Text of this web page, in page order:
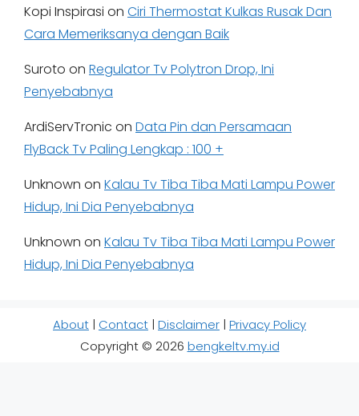
Kopi Inspirasi on Ciri Thermostat Kulkas Rusak Dan
Cara Memeriksanya dengan Baik
Suroto on Regulator Tv Polytron Drop, Ini
Penyebabnya
ArdiServTronic on Data Pin dan Persamaan
FlyBack Tv Paling Lengkap : 100 +
Unknown on Kalau Tv Tiba Tiba Mati Lampu Power
Hidup, Ini Dia Penyebabnya
Unknown on Kalau Tv Tiba Tiba Mati Lampu Power
Hidup, Ini Dia Penyebabnya
About | Contact | Disclaimer | Privacy Policy
Copyright © 2026 bengkeltv.my.id